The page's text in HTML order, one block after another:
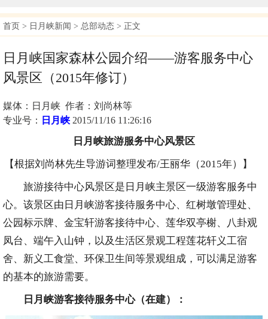
首页 > 日月峡新闻 > 总部动态 > 正文
日月峡国家森林公园介绍——游客服务中心
风景区（2015年修订）
媒体：日月峡 作者：刘尚林等
专业号：
日月峡 2015/11/16 11:26:16
日月峡旅游服务中心风景区
【根据刘尚林先生导游词整理发布/王丽华（2015年）】
旅游接待中心风景区是日月峡主景区一级游客服务中
心。该景区由日月峡游客接待服务中心、红树墩管理处、
公园标示牌、金宝轩游客接待中心、莲华双亭榭、八卦观
凤台、端午入山钟，以及生活区景观工程莲花轩义工宿
舍、新义工食堂、环保卫生间等景观组成，可以满足游客
的基本的旅游需要。
日月峡游客接待服务中心（在建）：